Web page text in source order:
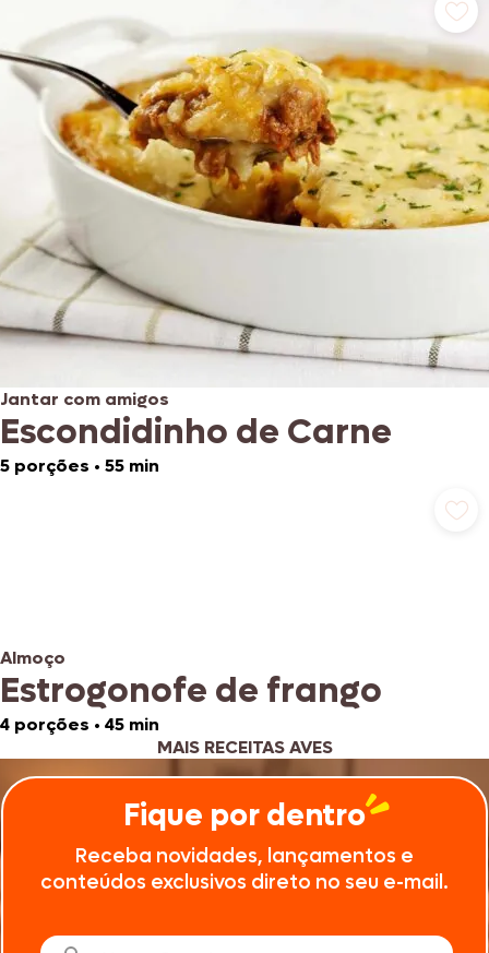
Jantar com amigos
Escondidinho de Carne
5 porções • 55 min
Almoço
Estrogonofe de frango
4 porções • 45 min
MAIS RECEITAS AVES
Fique por dentro
Receba novidades, lançamentos e
conteúdos exclusivos direto no seu e-mail.